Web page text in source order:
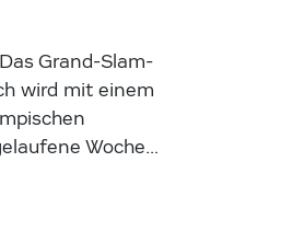
Grand-Slam-
wird mit einem
Woche…